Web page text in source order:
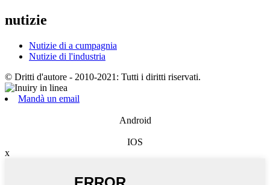
nutizie
Nutizie di a cumpagnia
Nutizie di l'industria
© Dritti d'autore - 2010-2021: Tutti i diritti riservati.
Mandà un email
Android
IOS
x